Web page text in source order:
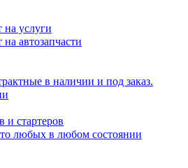
на услуги
автозапчасти
в наличии и под заказ.
и стартеров
любых в любом состоянии